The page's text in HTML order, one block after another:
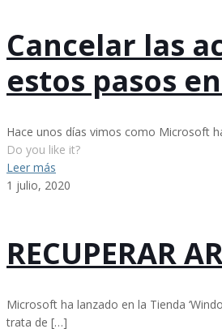
Cancelar las
estos pasos
Hace unos días vimos como Microsoft
Do you like it?
Leer más
1 julio, 2020
RECUPERAR
Microsoft ha lanzado en la Tienda
trata de […]